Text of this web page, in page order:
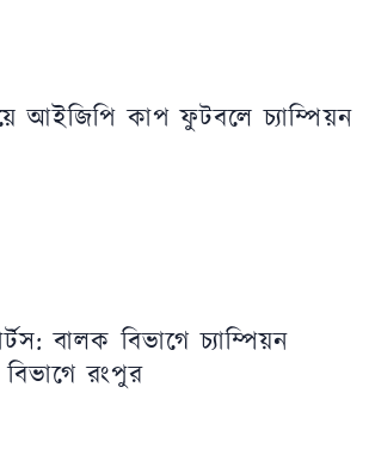
আইজিপি কাপ ফুটবলে চ্যাম্পিয়ন
বালক বিভাগে চ্যাম্পিয়ন
রংপুর